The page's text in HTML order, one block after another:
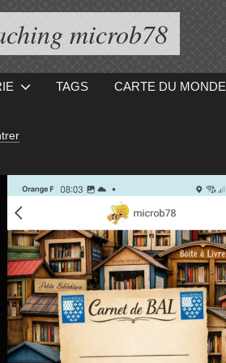
microb78
TAGS CARTE DU MONDE